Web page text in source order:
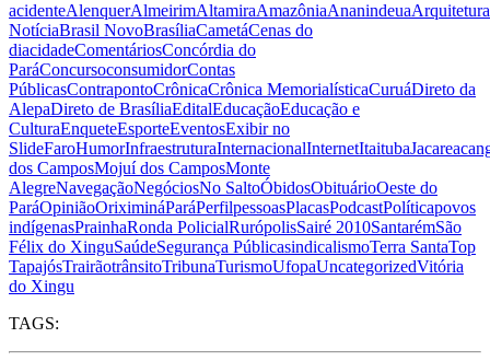
acidenteAlenquerAlmeirimAltamiraAmazôniaAnanindeuaArquitetura
NotíciaBrasil NovoBrasíliaCametáCenas do
diacidadeComentáriosConcórdia do
ParáConcursoconsumidorContas
PúblicasContrapontoCrônicaCrônica MemorialísticaCuruáDireto da
AlepaDireto de BrasíliaEditalEducaçãoEducação e
CulturaEnqueteEsporteEventosExibir no
SlideFaroHumorInfraestruturaInternacionalInternetItaituba
dos CamposMojuí dos CamposMonte
AlegreNavegaçãoNegóciosNo SaltoÓbidosObituárioOeste do
ParáOpiniãoOriximináParáPerfilpessoasPlacasPodcastPolíticapovos
indígenasPrainhaRonda PolicialRurópolisSairé 2010SantarémSão
Félix do XinguSaúdeSegurança PúblicasindicalismoTerra SantaTop
TapajósTrairãotrânsitoTribunaTurismoUfopaUncategorizedVitória
do Xingu
TAGS: